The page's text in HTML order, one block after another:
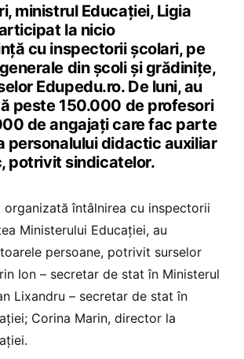
ministrul Educației, Ligia
la nicio
cu inspectorii școlari, pe
din școli și grădinițe,
Edupedu.ro. De luni, au
peste 150.000 de profesori
de angajați care fac parte
personalului didactic auxiliar
potrivit sindicatelor.
organizată întâlnirea cu inspectorii
Ministerului Educației, au
persoane, potrivit surselor
Ion – secretar de stat în Ministerul
Lixandru – secretar de stat în
Corina Marin, director la